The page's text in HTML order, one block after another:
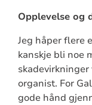
Opplevelse og
Jeg håper flere
kanskje bli noe
organist. For
gode hånd